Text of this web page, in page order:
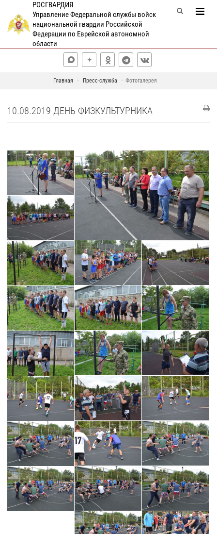
РОСГВАРДИЯ
Управление Федеральной службы войск
национальной гвардии Российской
Федерации по Еврейской автономной
области
Главная Пресс-служба Фотогалерея
10.08.2019 ДЕНЬ ФИЗКУЛЬТУРНИКА